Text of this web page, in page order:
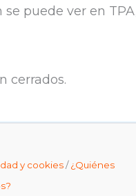
se puede ver en
cerrados.
y cookies/¿Quiénes